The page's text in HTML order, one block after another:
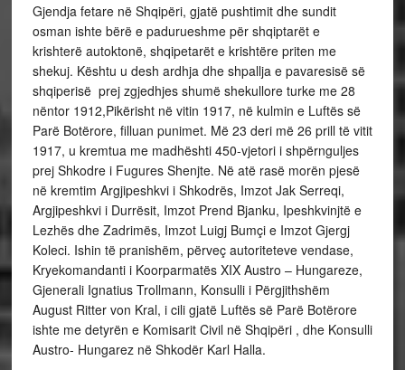
Gjendja fetare në Shqipëri, gjatë pushtimit dhe sundit
osman ishte bërë e padurueshme për shqiptarët e
krishterë autoktonë, shqipetarët e krishtëre priten me
shekuj. Kështu u desh ardhja dhe shpallja e pavaresisë së
shqiperisë prej zgjedhjes shumë shekullore turke me 28
nëntor 1912,Pikërisht në vitin 1917, në kulmin e Luftës së
Parë Botërore, filluan punimet. Më 23 deri më 26 prill të vitit
1917, u kremtua me madhështi 450-vjetori i shpërnguljes
prej Shkodre i Fugures Shenjte. Në atë rasë morën pjesë
në kremtim Argjipeshkvi i Shkodrës, Imzot Jak Serreqi,
Argjipeshkvi i Durrësit, Imzot Prend Bjanku, Ipeshkvinjtë e
Lezhës dhe Zadrimës, Imzot Luigj Bumçi e Imzot Gjergj
Koleci. Ishin të pranishëm, përveç autoriteteve vendase,
Kryekomandanti i Koorparmatës XIX Austro – Hungareze,
Gjenerali Ignatius Trollmann, Konsulli i Përgjithshëm
August Ritter von Kral, i cili gjatë Luftës së Parë Botërore
ishte me detyrën e Komisarit Civil në Shqipëri , dhe Konsulli
Austro- Hungarez në Shkodër Karl Halla.